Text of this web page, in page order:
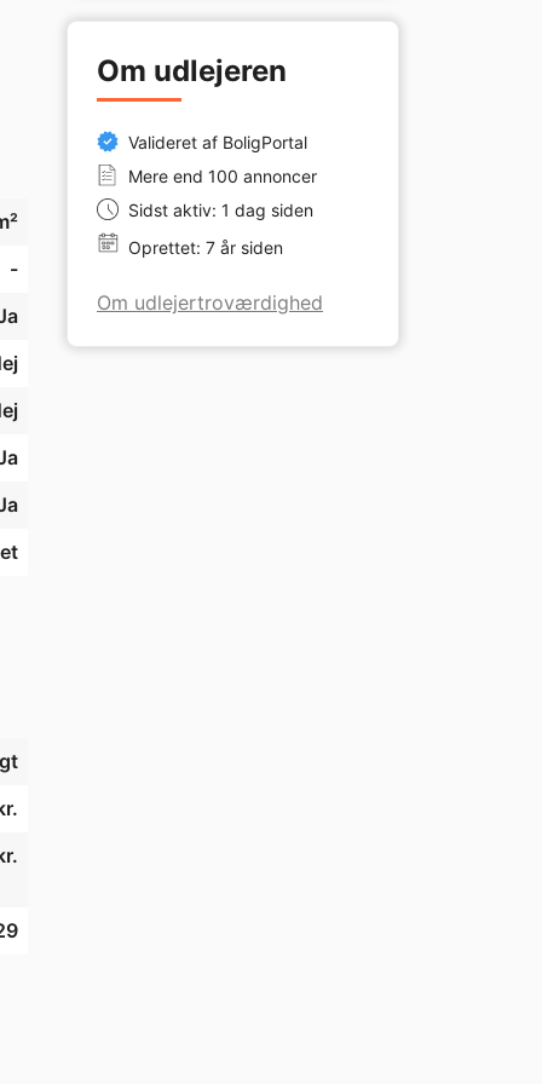
-
Om udlejeren
Valideret af BoligPortal
Mere end 100 annoncer
Sidst aktiv: 1 dag siden
Oprettet: 7 år siden
Om udlejertroværdighed